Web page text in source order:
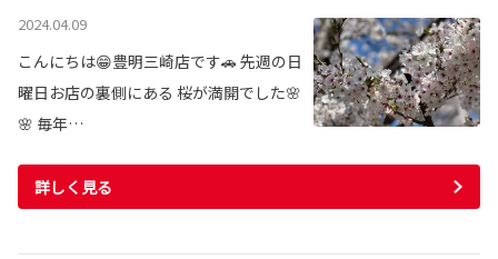
2024.04.09
こんにちは😁豊明三崎店です🚗 先週の日
曜日お店の裏側にある 桜が満開でした🌸
🌸 毎年…
詳しく見る